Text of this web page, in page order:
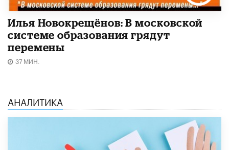
Илья Новокрещёнов: В московской
системе образования грядут
перемены
37 МИН.
АНАЛИТИКА